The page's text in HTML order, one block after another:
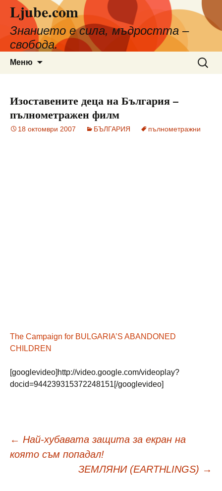
съдържанието
Ljube.com
Знанието е сила, мъдростта –
свобода.
Меню
за:
Изоставените деца на България –
пълнометражен филм
18 октомври 2007 БЪЛГАРИЯ пълнометражни
The Campaign for BULGARIA’S ABANDONED
CHILDREN
[googlevideo]http://video.google.com/videoplay?
docid=944239315372248151[/googlevideo]
Навигация
← Най-хубавата защита за екран на
която съм попадал!
ЗЕМЛЯНИ (EARTHLINGS) →